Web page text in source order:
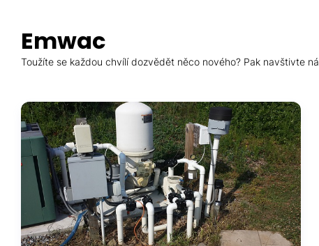
content
Emwac
Toužíte se každou chvílí dozvědět něco nového? Pak navštivte